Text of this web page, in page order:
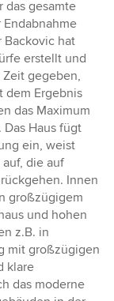
gesamte
hat
erstellt und
gegeben,
dem Ergebnis
das Maximum
Haus fügt
ein, weist
die auf
Innen
großzügigem
und hohen
z.B. in
mit großzügigen
klare
das moderne